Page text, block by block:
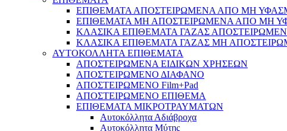
ΕΠΙΘΕΜΑΤΑ ΑΠΟΣΤΕΙΡΩΜΕΝΑ ΑΠΟ ΜΗ
ΕΠΙΘΕΜΑΤΑ ΜΗ ΑΠΟΣΤΕΙΡΩΜΕΝΑ ΑΠΟ ΜΗ
ΚΛΑΣΙΚΑ ΕΠΙΘΕΜΑΤΑ ΓΑΖΑΣ
ΚΛΑΣΙΚΑ ΕΠΙΘΕΜΑΤΑ ΓΑΖΑΣ ΜΗ
ΑΥΤΟΚΟΛΛΗΤΑ ΕΠΙΘΕΜΑΤΑ
ΑΠΟΣΤΕΙΡΩΜΕΝΑ ΕΙΔΙΚΩΝ ΧΡΗΣΕΩΝ
ΑΠΟΣΤΕΙΡΩΜΕΝΟ ΔΙΑΦΑΝΟ
ΑΠΟΣΤΕΙΡΩΜΕΝΟ Film+Pad
ΑΠΟΣΤΕΙΡΩΜΕΝΟ ΕΠΙΘΕΜΑ
ΕΠΙΘΕΜΑΤΑ ΜΙΚΡΟΤΡΑΥΜΑΤΩΝ
Αυτοκόλλητα Αδιάβροχα
Αυτοκόλλητα Μύτης